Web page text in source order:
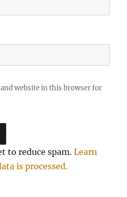
and website in this browser for
to reduce spam.Learn
is processed.